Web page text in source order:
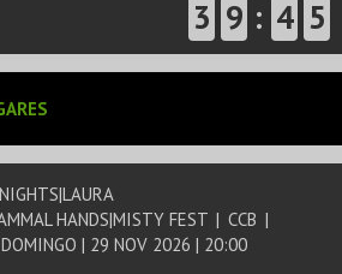
3 9 : 4 5
HANDS|MISTY FEST | CCB |
DOMINGO | 29 NOV 2026 | 20:00